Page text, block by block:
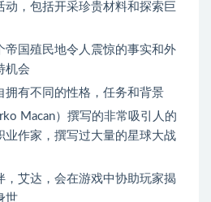
动，包括开采珍贵材料和探索巨
帝国殖民地令人震惊的事实和外
机会
拥有不同的性格，任务和背景
Macan）撰写的非常吸引人的
业作家，撰写过大量的星球大战
，艾达，会在游戏中协助玩家揭
世